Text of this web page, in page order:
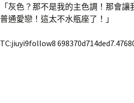
「灰色？那不是我的主色調！那會
普通愛戀！這太不水瓶座了！」
TC:jiuyi9follow8